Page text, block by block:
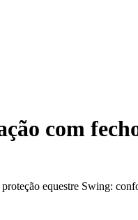
com
equestre Swing: